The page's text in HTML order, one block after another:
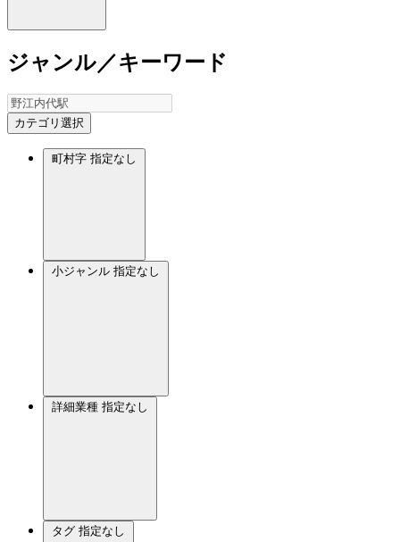
ジャンル／キーワード
カテゴリ選択
町村字 指定なし
小ジャンル 指定なし
詳細業種 指定なし
タグ 指定なし